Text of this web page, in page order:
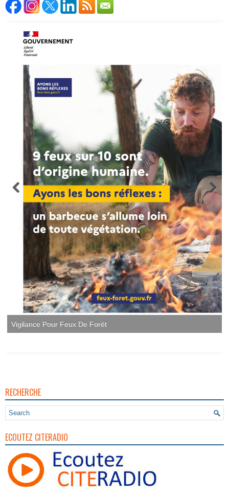
Vigilance Pour Feux De Forêt
RECHERCHE
ECOUTEZ CITERADIO